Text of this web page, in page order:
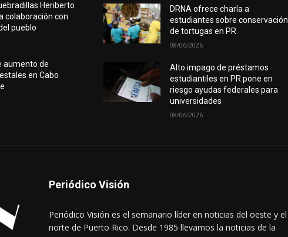
Heriberto
colaboración con
pueblo
aumento de
en Cabo
DRNA ofrece charla a
estudiantes sobre conservación
de tortugas en PR
08/06/2026
Alto impago de préstamos
estudiantiles en PR pone en
riesgo ayudas federales para
universidades
08/06/2026
Periódico Visión
Periódico Visión es el semanario líder en noticias del oeste y el
norte de Puerto Rico. Desde 1985 llevamos la noticias de la